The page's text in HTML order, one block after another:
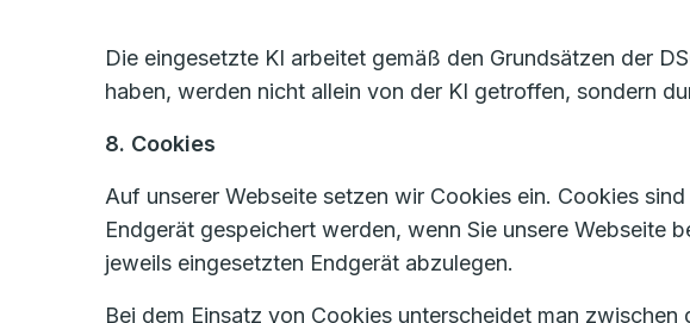
Die eingesetzte KI arbeitet gemäß den Grundsätzen der
haben, werden nicht allein von der KI getroffen, sondern
8. Cookies
Auf unserer Webseite setzen wir Cookies ein. Cookies
Endgerät gespeichert werden, wenn Sie unsere Webseite
jeweils eingesetzten Endgerät abzulegen.
Bei dem Einsatz von Cookies unterscheidet man